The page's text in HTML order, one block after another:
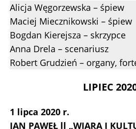
Alicja Węgorzewska – śpiew
Maciej Miecznikowski – śpiew
Bogdan Kierejsza – skrzypce
Anna Drela – scenariusz
Robert Grudzień – organy,
LIPIEC
1 lipca 2020 r.
JAN PAWEŁ ll „WIARA I